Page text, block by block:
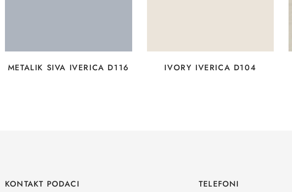
METALIK SIVA IVERICA D116 IVORY IVERICA D104
KONTAKT PODACI TELEFONI